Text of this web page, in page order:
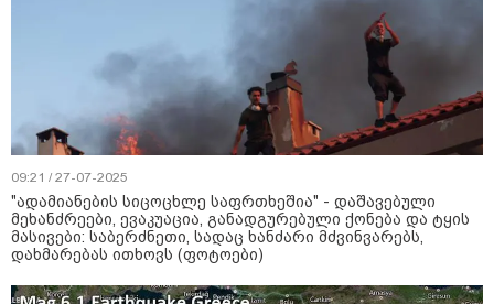
09:21 / 27-07-2025
"ადამიანების სიცოცხლე საფრთხეშია" - დაშავებული
მეხანძრეები, ევაკუაცია, განადგურებული ქონება და ტყის
მასივები: საბერძნეთი, სადაც ხანძარი მძვინვარებს,
დახმარებას ითხოვს (ფოტოები)